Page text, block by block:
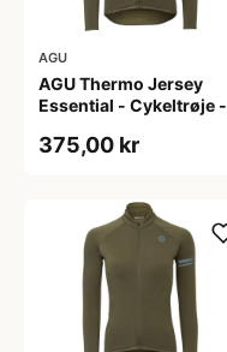
AGU
AGU Thermo Jersey
Essential - Cykeltrøje -
S
375,00 kr